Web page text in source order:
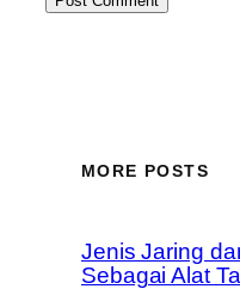
MORE POSTS
Jenis Jaring
Sebagai Alat